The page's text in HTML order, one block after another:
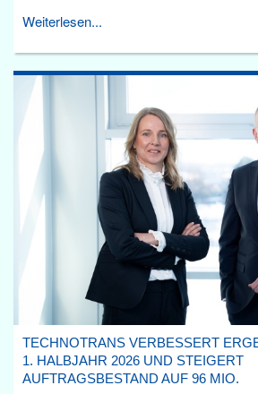
Weiterlesen...
TECHNOTRANS VERBESSERT
1. HALBJAHR 2026 UND STEIGERT
AUFTRAGSBESTAND AUF 96 MIO.